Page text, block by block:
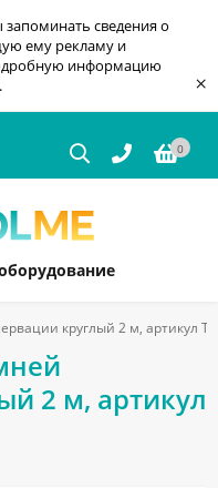
сведения о
ему рекламу и
информацию
. ×
0
круглый 2 м, артикул
2 м, артикул